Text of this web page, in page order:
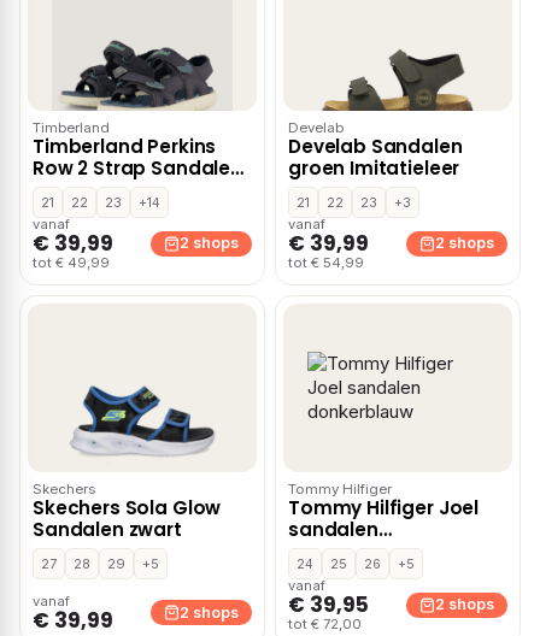
Timberland
Timberland Perkins
Row 2 Strap Sandalen
blauw
21 22 23
+14
vanaf
€ 39,99
tot € 49,99
2 shops
Develab
Develab Sandalen
groen Imitatieleer
21 22 23
+3
vanaf
€ 39,99
tot € 54,99
2 shops
Skechers
Skechers Sola Glow
Sandalen zwart
27 28 29 +5
vanaf
€ 39,99 2 shops
Tommy Hilfiger
Tommy Hilfiger Joel
sandalen
donkerblauw
24 25 26
+5
vanaf
€ 39,95
tot € 72,00
2 shops